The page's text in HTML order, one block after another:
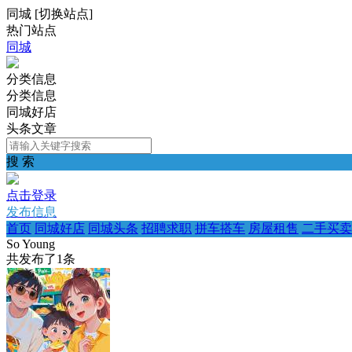
同城 [切换站点]
热门站点
同城
分类信息
分类信息
同城好店
头条文章
搜 索
点击登录
发布信息
首页 同城好店 同城头条 招聘求职 拼车搭车 房屋租售 二手买卖
So Young
共发布了1条